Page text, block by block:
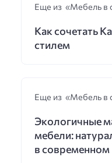
Еще из «Мебель в
Как сочетать
стилем
Еще из «Мебель в
Экологичные
мебели:
в современном